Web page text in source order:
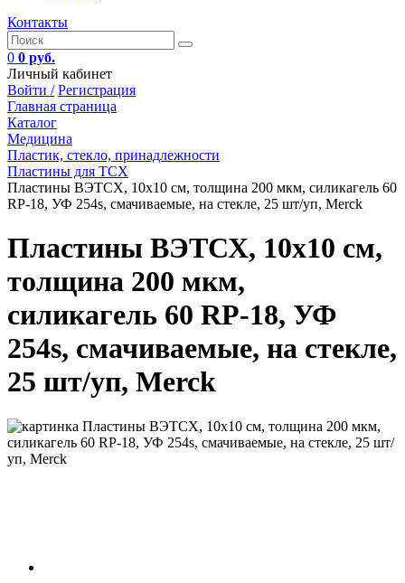
Контакты
0 0 руб.
Личный кабинет
Войти / Регистрация
Главная страница
Каталог
Медицина
Пластик, стекло, принадлежности
Пластины для ТСХ
Пластины ВЭТСХ, 10х10 см, толщина 200 мкм, силикагель 60
RP-18, УФ 254s, смачиваемые, на стекле, 25 шт/уп, Merck
Пластины ВЭТСХ, 10х10 см,
толщина 200 мкм,
силикагель 60 RP-18, УФ
254s, смачиваемые, на стекле,
25 шт/уп, Merck